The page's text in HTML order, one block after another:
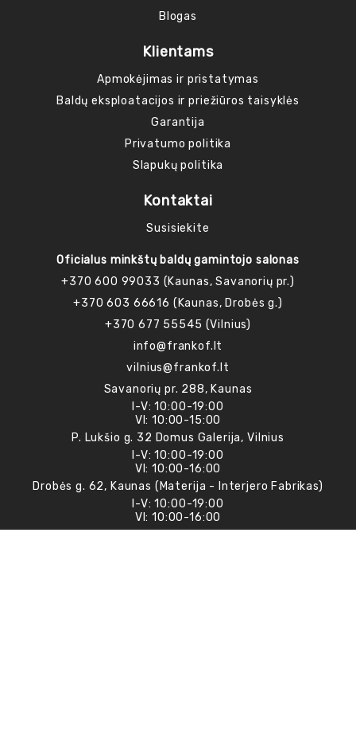
Blogas
Klientams
Apmokėjimas ir pristatymas
Baldų eksploatacijos ir priežiūros taisyklės
Garantija
Privatumo politika
Slapukų politika
Kontaktai
Susisiekite
Oficialus minkštų baldų gamintojo salonas
+370 600 99033 (Kaunas, Savanorių pr.)
+370 603 66616 (Kaunas, Drobės g.)
+370 677 55545 (Vilnius)
info@frankof.lt
vilnius@frankof.lt
Savanorių pr. 288, Kaunas
I-V: 10:00-19:00
VI: 10:00-15:00
P. Lukšio g. 32 Domus Galerija, Vilnius
I-V: 10:00-19:00
VI: 10:00-16:00
Drobės g. 62, Kaunas (Materija - Interjero Fabrikas)
I-V: 10:00-19:00
VI: 10:00-16:00